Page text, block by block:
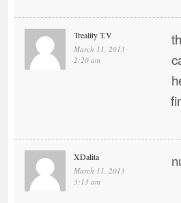
Treality T.V
March 11, 2013
2:20 am
XDalita
March 11, 2013
3:13 am